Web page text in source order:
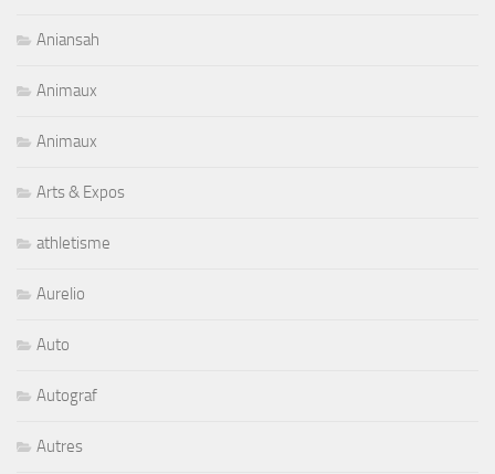
Aniansah
Animaux
Animaux
Arts & Expos
athletisme
Aurelio
Auto
Autograf
Autres